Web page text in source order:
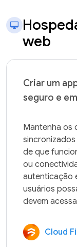
web
Criar um
seguro e
Mantenha os
de que
ou
autenticação
usuários
Cloud